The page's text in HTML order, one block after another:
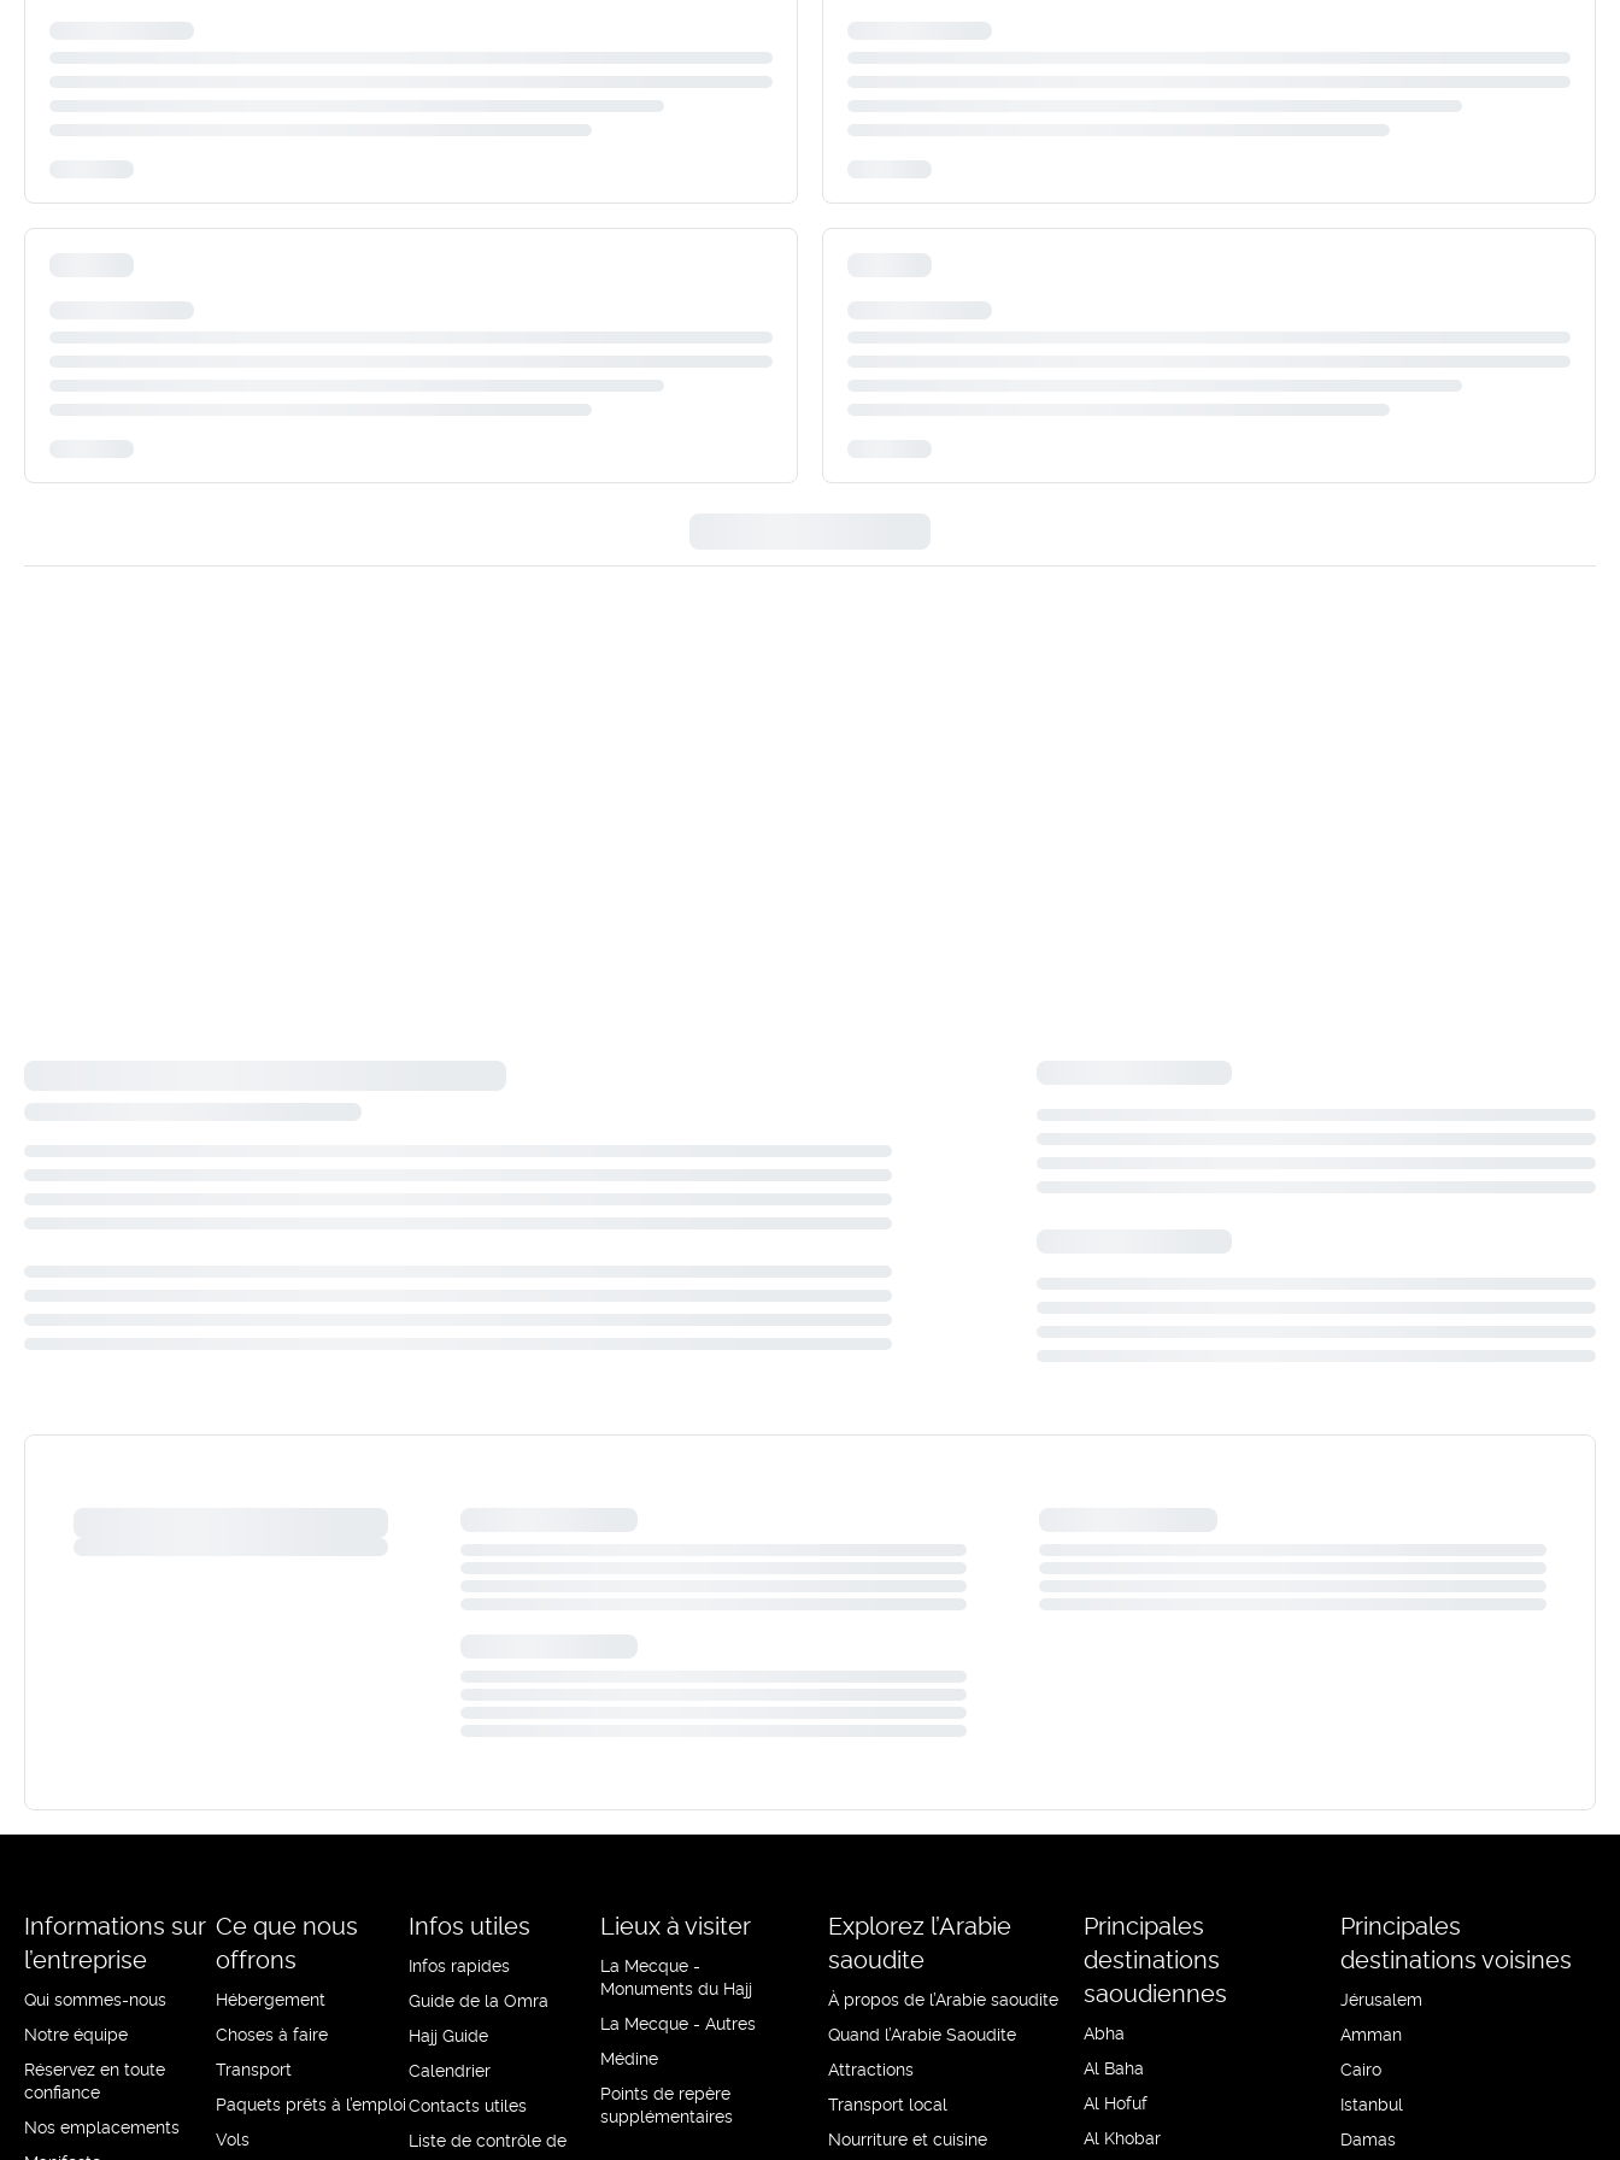
Informations sur
l’entreprise
Qui sommes-nous
Notre équipe
Réservez en toute
confiance
Nos emplacements
Ce que nous
offrons
Hébergement
Choses à faire
Transport
Paquets prêts à l’emploi
Vols
Infos utiles
Infos rapides
Guide de la Omra
Hajj Guide
Calendrier
Contacts utiles
Liste de contrôle de
Lieux à visiter
La Mecque -
Monuments du Hajj
La Mecque - Autres
Médine
Points de repère
supplémentaires
Explorez l’Arabie
saoudite
À propos de l’Arabie saoudite
Quand l’Arabie Saoudite
Attractions
Transport local
Nourriture et cuisine
Principales
destinations
saoudiennes
Abha
Al Baha
Al Hofuf
Al Khobar
Principales
destinations voisines
Jérusalem
Amman
Cairo
Istanbul
Damas